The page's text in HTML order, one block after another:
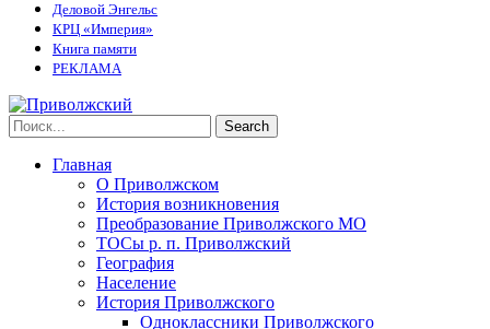
Деловой Энгельс
КРЦ «Империя»
Книга памяти
РЕКЛАМА
Главная
О Приволжском
История возникновения
Преобразование Приволжского МО
ТОСы р. п. Приволжский
География
Население
История Приволжского
Одноклассники Приволжского